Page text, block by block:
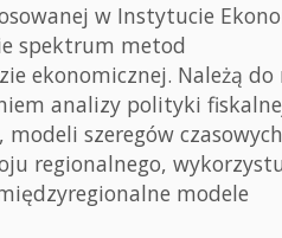
w Instytucie
spektrum metod
ekonomicznej. Należą do
analizy polityki
szeregów
regionalnego,
modele